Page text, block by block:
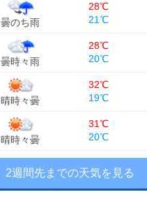
曇のち雨
28℃
21℃
曇時々雨
28℃
20℃
晴時々曇
32℃
19℃
晴時々曇
31℃
20℃
2週間先までの天気を見る